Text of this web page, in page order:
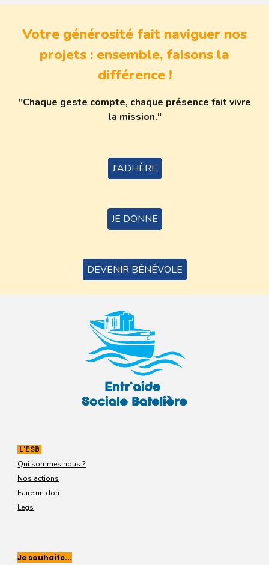
Votre générosité fait naviguer nos
projets : ensemble, faisons la
différence !
"Chaque geste compte, chaque présence fait vivre
la mission."
J'ADHÈRE
JE DONNE
DEVENIR BÉNÉVOLE
L'ESB
Qui sommes nous ?
Nos actions
Faire un don
Legs
Je souhaite...